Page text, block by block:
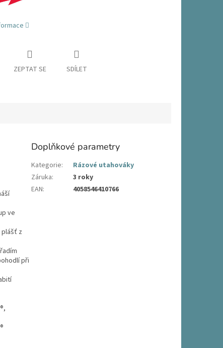
ZEPTAT SE SDÍLET
ve
plášť z
při
Doplňkové parametry
Kategorie:
Rázové utahováky
Záruka:
3 roky
EAN: 4058546410766